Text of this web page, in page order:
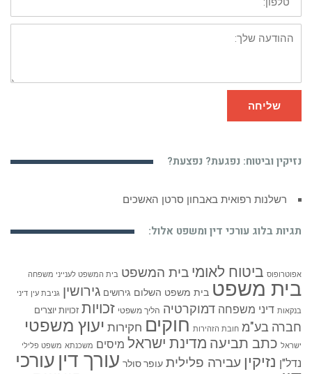
ההודעה
שלך:
שליחה
נזיקין וביטוח: נפגעת? נפצעת?
רשלנות רפואית באבחון סרטן האשכים
תגיות בלוג עורכי דין ומשפט אלול:
אפוטרופוס ביטוח לאומי בית המשפט בית המשפט לענייני משפחה
בית משפט בית משפט השלום גירושים גירושין גניבת עין דיני
בנקאות דיני משפחה דמוקרטיה הליך משפטי זכויות זכויות יוצרים
חברה בע"מ חובת הזהירות חוקים חקירות יעוץ משפטי
ישראל כתב תביעה מדינת ישראל מיסים משכנתא משפט פלילי
נדל"ן נזיקין עבירה פלילית עופר סולר עורך דין עורכי